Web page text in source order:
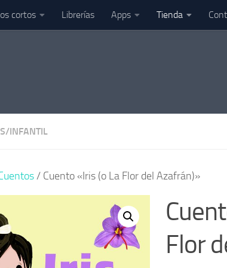
cortos Librerías Apps Tienda
/INFANTIL
/ Cuento «Iris (o La Flor del Azafrán)»
Flor